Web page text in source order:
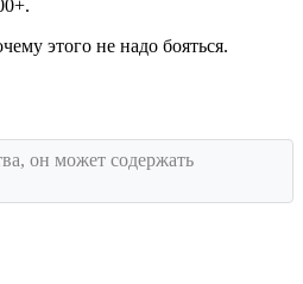
этого не надо бояться.
он может содержать